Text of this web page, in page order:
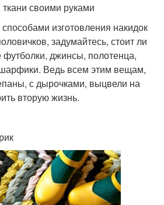
ткани своими руками
изготовления накидок
задумайтесь, стоит ли
джинсы, полотенца,
Ведь всем этим вещам,
с дырочками, выцвели на
вторую жизнь.